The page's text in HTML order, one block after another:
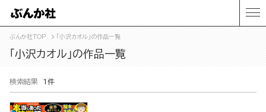
ぶんか社TOP 「小沢カオル」の作品一覧
「小沢カオル」の作品一覧
検索結果 1件